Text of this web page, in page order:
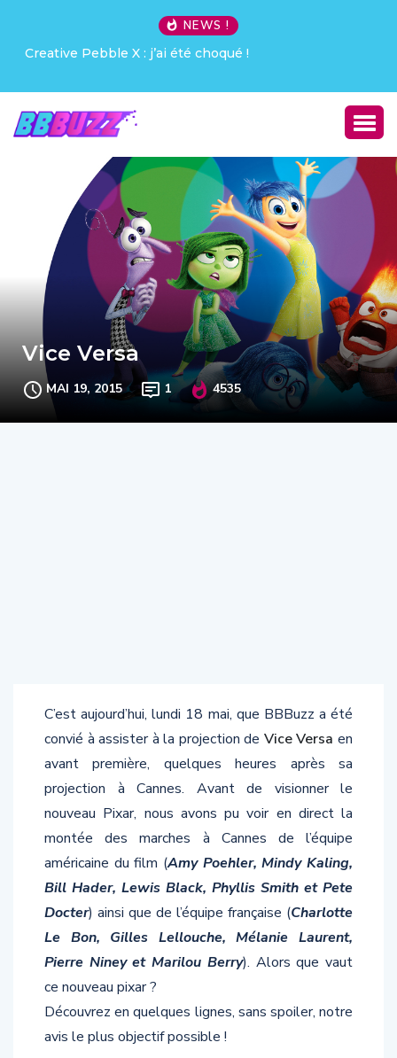
NEWS !
Creative Pebble X : j’ai été choqué !
Vice Versa
MAI 19, 2015 1 4535
convié à assister à la projection de Vice Versaen
avant première, quelques heures après sa
projection à Cannes. Avant de visionner le
nouveau Pixar, nous avons pu voir en direct la
montée des marches à Cannes de l’équipe
américaine du film (Amy Poehler, Mindy Kaling,
Bill Hader, Lewis Black, Phyllis Smith et Pete
Docter) ainsi que de l’équipe française (Charlotte
Le Bon, Gilles Lellouche, Mélanie Laurent,
Pierre Niney et Marilou Berry). Alors que vaut
ce nouveau pixar ?
Découvrez en quelques lignes, sans spoiler, notre
avis le plus objectif possible !